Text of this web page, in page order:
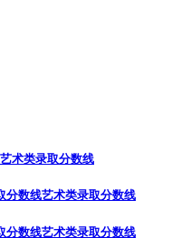
艺术类录取分数线
分数线艺术类录取分数线
分数线艺术类录取分数线